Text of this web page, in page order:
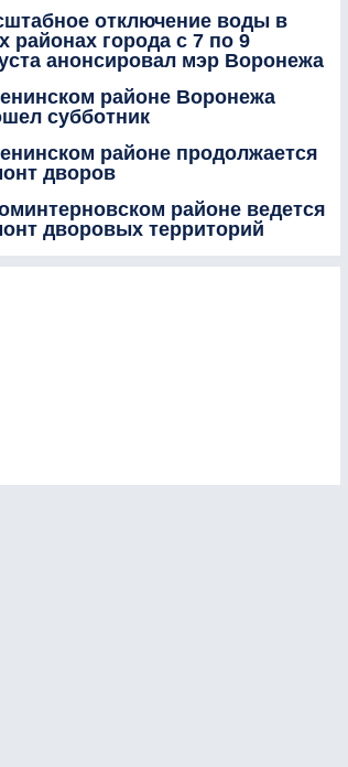
отключение воды в
районах города с 7 по 9
анонсировал мэр Воронежа
районе Воронежа
субботник
районе продолжается
дворов
районе ведется
дворовых территорий